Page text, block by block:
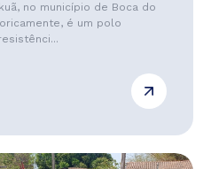
no município de Boca do
é um polo